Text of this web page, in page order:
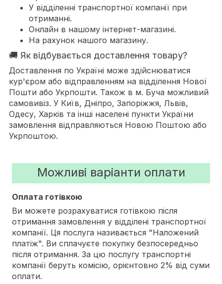
У відділенні транспортної компанії при
отриманні.
Онлайн в нашому інтернет-магазині.
На рахунок нашого магазину.
🚚 Як відбувається доставлення товару?
Доставлення по Україні може здійснюватися
кур'єром або відправленням на відділення Нової
Пошти або Укрпошти. Також в м. Буча можливий
самовивіз. У Київ, Дніпро, Запоріжжя, Львів,
Одесу, Харків та інші населені пункти України
замовлення відправляються Новою Поштою або
Укрпоштою.
Можливі варіанти оплати
Оплата готівкою
Ви можете розрахуватися готівкою після
отримання замовлення у відділені транспортної
компанії. Ця послуга називається "Наложений
платіж". Ви сплачуєте покупку безпосередньо
після отримання. За цю послугу транспортні
компанії беруть комісію, орієнтовно 2% від суми
оплати.